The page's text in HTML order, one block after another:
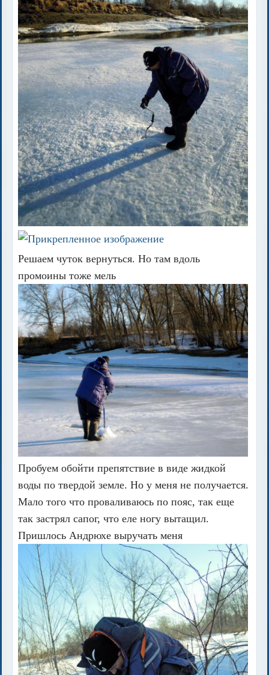
Решаем чуток вернуться. Но там вдоль
промоины тоже мель
Пробуем обойти препятствие в виде жидкой
воды по твердой земле. Но у меня не получается.
Мало того что проваливаюсь по пояс, так еще
так застрял сапог, что еле ногу вытащил.
Пришлось Андрюхе выручать меня